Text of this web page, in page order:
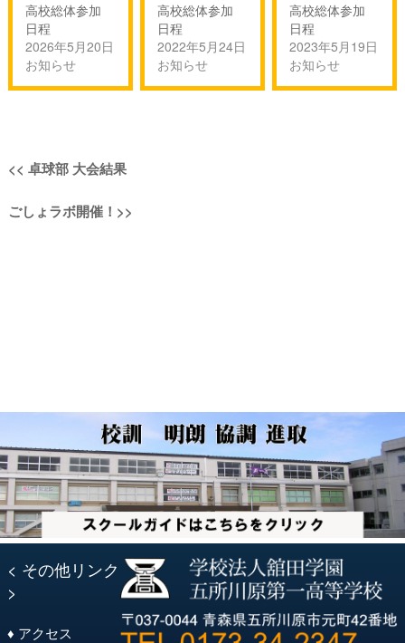
高校総体参加
日程
2026年5月20日
お知らせ
高校総体参加
日程
2022年5月24日
お知らせ
高校総体参加
日程
2023年5月19日
お知らせ
投
稿
ョ
ン
<< 過
の
卓球部 大会結果
次
ごしょラボ開催！ >>
< その他リンク
>
♦ アクセス